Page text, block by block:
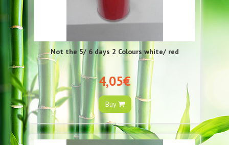
Not the 5/ 6 days 2 Colours white/ red
4,05€
Buy